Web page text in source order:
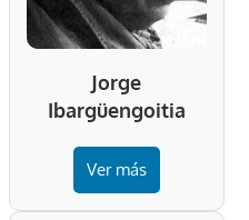
Jorge
Ibargüengoitia
Ver más